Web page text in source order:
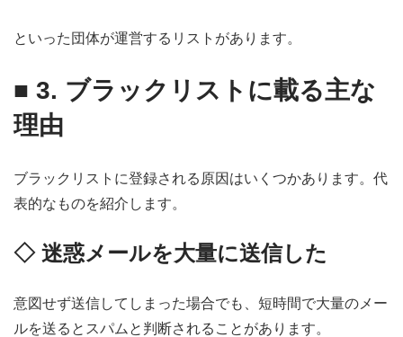
といった団体が運営するリストがあります。
■ 3. ブラックリストに載る主な
理由
ブラックリストに登録される原因はいくつかあります。代
表的なものを紹介します。
◇ 迷惑メールを大量に送信した
意図せず送信してしまった場合でも、短時間で大量のメー
ルを送るとスパムと判断されることがあります。